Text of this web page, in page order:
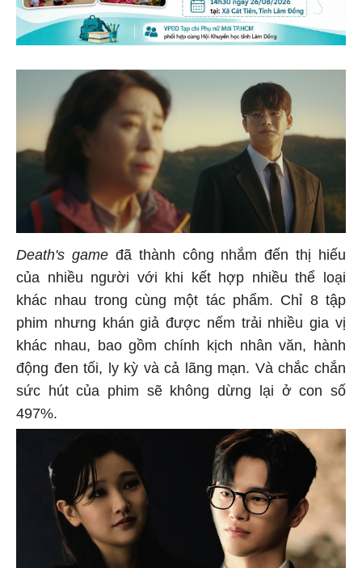
Death's gameđã thành công nhắm đến thị hiếu
của nhiều người với khi kết hợp nhiều thể loại
khác nhau trong cùng một tác phẩm. Chỉ 8 tập
phim nhưng khán giả được nếm trải nhiều gia vị
khác nhau, bao gồm chính kịch nhân văn, hành
động đen tối, ly kỳ và cả lãng mạn. Và chắc chắn
sức hút của phim sẽ không dừng lại ở con số
497%.